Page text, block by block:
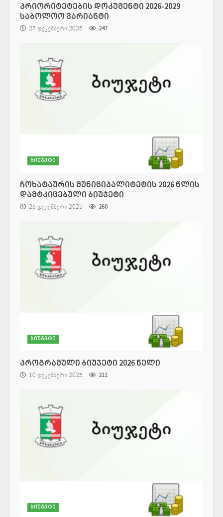
პრიორიტეტების დოკუმენტი 2026-2029
საბოლოო ვარიანტი
27 დეკემბერი 2025 247
ბიუჯეტი
ჩოხატაურის მუნიციპალიტეტის 2026 წლის
დამტკიცებული ბიუჯეტი
26 დეკემბერი 2025 260
ბიუჯეტი
პროგრამული ბიუჯეტი 2026 წელი
10 დეკემბერი 2025 211
ბიუჯეტი